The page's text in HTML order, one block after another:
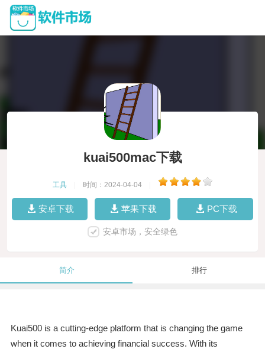
kuai500mac下载
工具 时间：2024-04-04
安卓下载 苹果下载 PC下载
安卓市场，安全绿色
简介 排行
Kuai500 is a cutting-edge platform that is changing the game
when it comes to achieving financial success. With its